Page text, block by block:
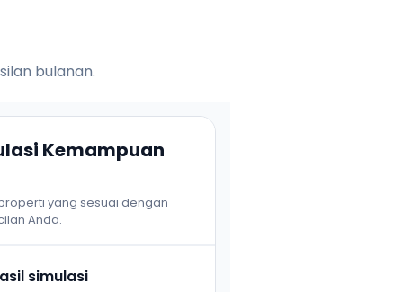
bulanan.
Kemampuan
yang sesuai dengan
Anda.
simulasi